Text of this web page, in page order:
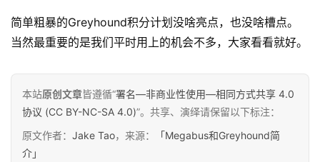
简单粗暴的Greyhound积分计划没啥亮点，也没啥槽点。
当然最重要的是我们平时用上的机会不多，大家看看就好。
本站原创文章皆遵循“署名—非商业性使用—相同方式共享 4.0
协议 (CC BY-NC-SA 4.0)”。共享、演绎请保留以下标注：
原文作者： Jake Tao，来源：
「Megabus和Greyhound简
介」